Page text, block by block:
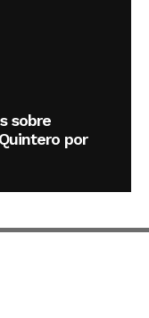
sobre
por
TikTok
Minuto30 en
en LinkedIn
en